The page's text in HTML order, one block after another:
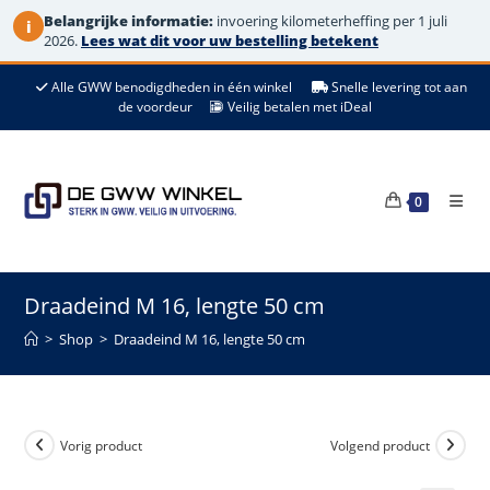
i Belangrijke informatie: invoering kilometerheffing per 1 juli
2026. Lees wat dit voor uw bestelling betekent
de
Alle GWW benodigdheden in één winkel
Snelle levering tot aan
de voordeur
Veilig betalen met iDeal
0
Draadeind M 16, lengte 50 cm
> Shop > Draadeind M 16, lengte 50 cm
Vorig product Volgend product